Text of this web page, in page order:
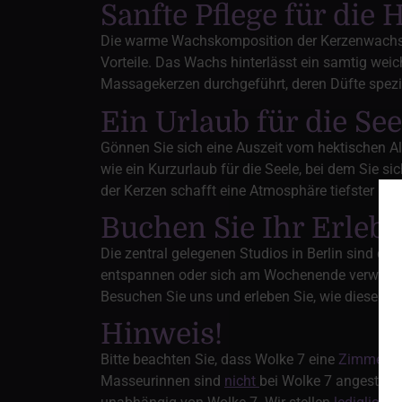
Sanfte Pflege für die
Die warme Wachskomposition der
Vorteile. Das Wachs hinterlässt ein samtig
Massagekerzen durchgeführt, deren Düfte
Ein Urlaub für die
Gönnen Sie sich eine Auszeit vom hektischen
wie ein Kurzurlaub für die Seele, bei dem Sie
der Kerzen schafft eine Atmosphäre tiefster
Buchen Sie Ihr
Die zentral gelegenen Studios in Berlin sind
entspannen oder sich am Wochenende
Besuchen Sie uns und erleben Sie, wie diese
Hinweis!
Bitte beachten Sie, dass Wolke 7 eine
Masseurinnen sind nicht bei Wolke 7